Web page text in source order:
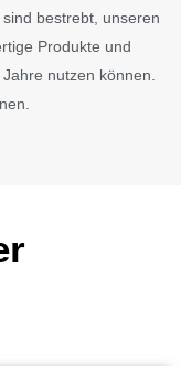
bestrebt, unseren
Produkte und
nutzen können.